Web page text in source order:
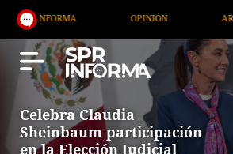
OPINIÓN ARTÍCULOS
Celebra Claudia
Sheinbaum participación
en la Elección Judicial